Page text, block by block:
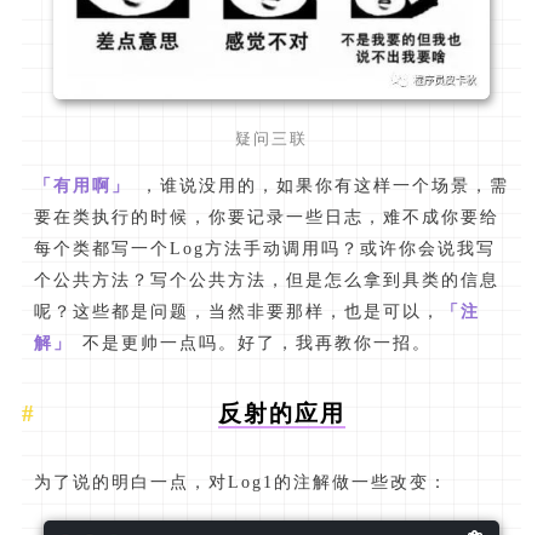
疑问三联
「有用啊」
，谁说没用的，如果你有这样一个场景，需
要在类执行的时候，你要记录一些日志，难不成你要给
每个类都写一个Log方法手动调用吗？或许你会说我写
个公共方法？写个公共方法，但是怎么拿到具类的信息
呢？这些都是问题，当然非要那样，也是可以，
「注
解」
不是更帅一点吗。好了，我再教你一招。
反射的应用
为了说的明白一点，对Log1的注解做一些改变：